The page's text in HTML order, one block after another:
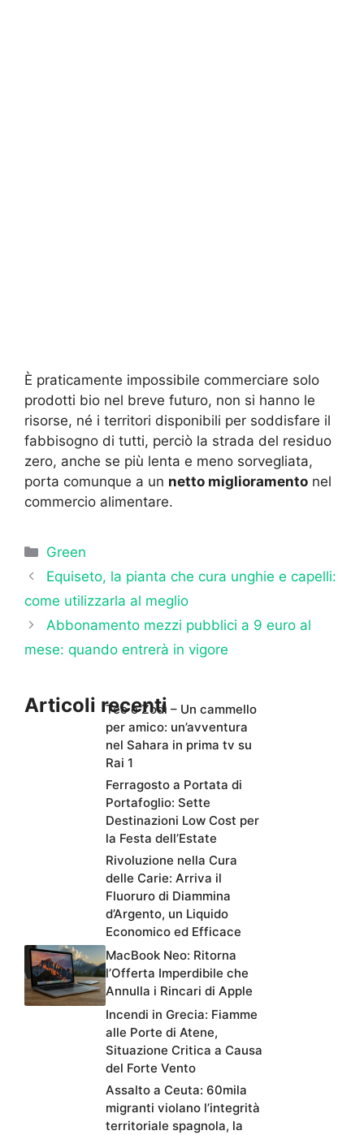
È praticamente impossibile commerciare solo
prodotti bio nel breve futuro, non si hanno le
risorse, né i territori disponibili per soddisfare il
fabbisogno di tutti, perciò la strada del residuo
zero, anche se più lenta e meno sorvegliata,
porta comunque a un netto miglioramento nel
commercio alimentare.
Categorie
Green
Equiseto, la pianta che cura unghie e capelli:
come utilizzarla al meglio
Abbonamento mezzi pubblici a 9 euro al
mese: quando entrerà in vigore
Articoli recentiTeo e Zodì – Un cammello
per amico: un’avventura
nel Sahara in prima tv su
Rai 1
Ferragosto a Portata di
Portafoglio: Sette
Destinazioni Low Cost per
la Festa dell’Estate
Rivoluzione nella Cura
delle Carie: Arriva il
Fluoruro di Diammina
d’Argento, un Liquido
Economico ed Efficace
MacBook Neo: Ritorna
l’Offerta Imperdibile che
Annulla i Rincari di Apple
Incendi in Grecia: Fiamme
alle Porte di Atene,
Situazione Critica a Causa
del Forte Vento
Assalto a Ceuta: 60mila
migranti violano l’integrità
territoriale spagnola, la